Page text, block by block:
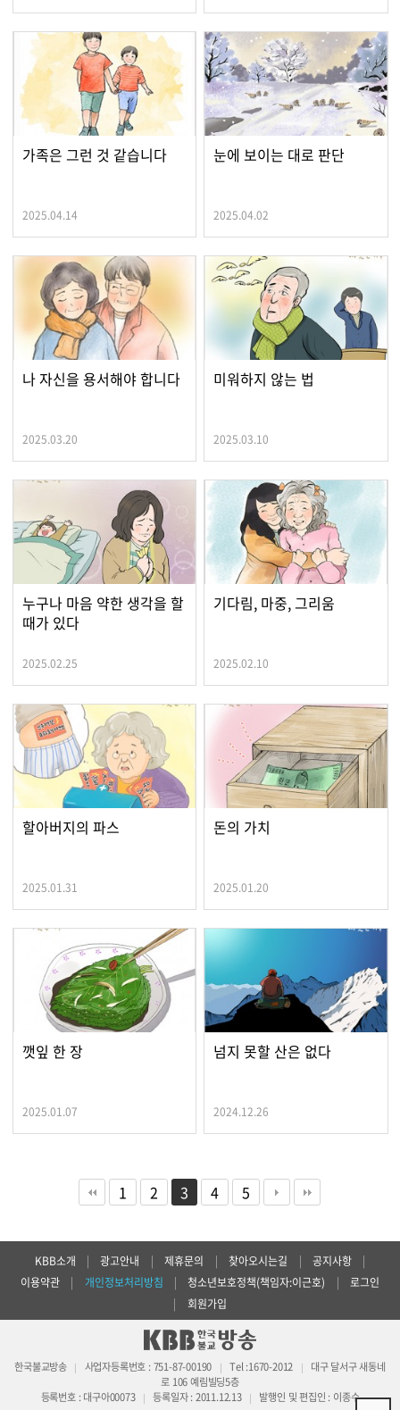
가족은 그런 것 같습니다
2025.04.14
눈에 보이는 대로 판단
2025.04.02
나 자신을 용서해야 합니다
2025.03.20
미워하지 않는 법
2025.03.10
누구나 마음 약한 생각을 할
때가 있다
2025.02.25
기다림, 마중, 그리움
2025.02.10
할아버지의 파스
2025.01.31
돈의 가치
2025.01.20
깻잎 한 장
2025.01.07
넘지 못할 산은 없다
2024.12.26
1 2 3 4 5
KBB소개 | 광고안내 | 제휴문의 | 찾아오시는길 | 공지사항
|
이용약관
| 개인정보처리방침 | 청소년보호정책(책임자:이근호) |
로그인
|
회원가입
한국불교방송 | 사업자등록번호 : 751-87-00190 | Tel :1670-2012 |
대구 달서구 새동네
로 106 예림빌딩5층
등록번호 : 대구아00073
| 등록일자 : 2011.12.13 | 발행인 및 편집인 : 이종수